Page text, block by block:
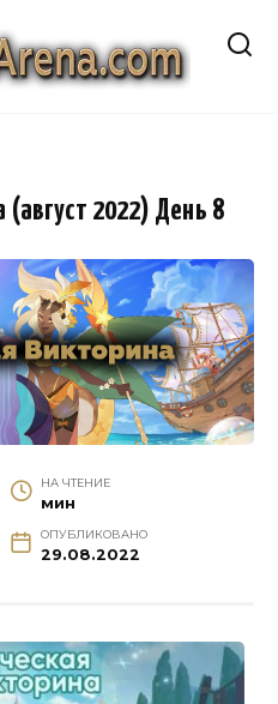
(август 2022) День 8
НА ЧТЕНИЕ
мин
ОПУБЛИКОВАНО
29.08.2022